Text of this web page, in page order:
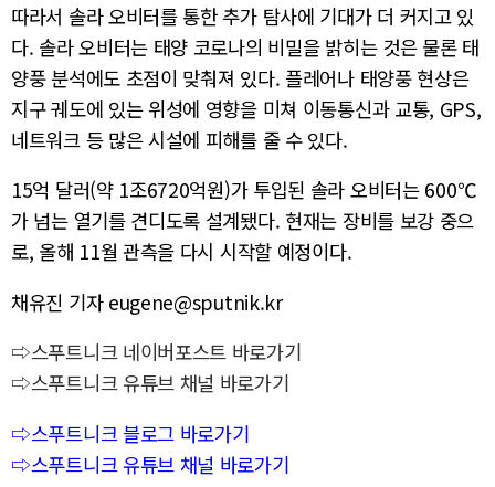
따라서 솔라 오비터를 통한 추가 탐사에 기대가 더 커지고 있
다. 솔라 오비터는 태양 코로나의 비밀을 밝히는 것은 물론 태
양풍 분석에도 초점이 맞춰져 있다. 플레어나 태양풍 현상은
지구 궤도에 있는 위성에 영향을 미쳐 이동통신과 교통, GPS,
네트워크 등 많은 시설에 피해를 줄 수 있다.
15억 달러(약 1조6720억원)가 투입된 솔라 오비터는 600℃
가 넘는 열기를 견디도록 설계됐다. 현재는 장비를 보강 중으
로, 올해 11월 관측을 다시 시작할 예정이다.
채유진 기자 eugene@sputnik.kr
⇨스푸트니크 네이버포스트 바로가기
⇨스푸트니크 유튜브 채널 바로가기
⇨스푸트니크 블로그 바로가기
⇨스푸트니크 유튜브 채널 바로가기